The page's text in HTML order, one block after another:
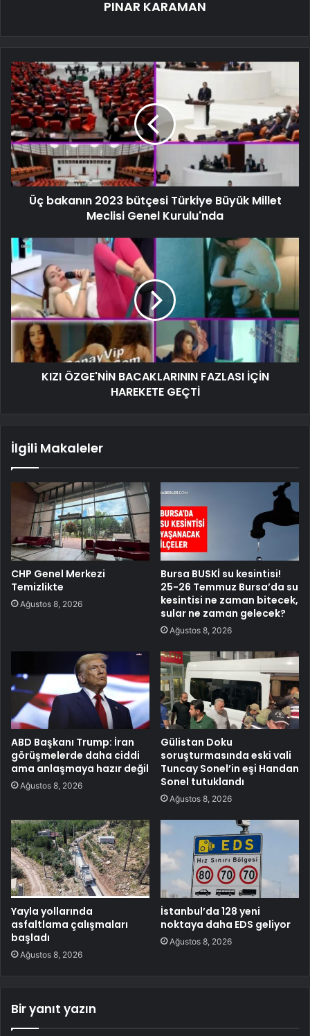
PINAR KARAMAN
Üç bakanın 2023 bütçesi Türkiye Büyük Millet
Meclisi Genel Kurulu'nda
KIZI ÖZGE'NİN BACAKLARININ FAZLASI İÇİN
HAREKETE GEÇTİ
İlgili Makaleler
CHP Genel Merkezi
Temizlikte
Ağustos 8, 2026
Bursa BUSKİ su kesintisi!
25-26 Temmuz Bursa’da su
kesintisi ne zaman bitecek,
sular ne zaman gelecek?
Ağustos 8, 2026
ABD Başkanı Trump: İran
görüşmelerde daha ciddi
ama anlaşmaya hazır değil
Ağustos 8, 2026
Gülistan Doku
soruşturmasında eski vali
Tuncay Sonel’in eşi Handan
Sonel tutuklandı
Ağustos 8, 2026
Yayla yollarında
asfaltlama çalışmaları
başladı
Ağustos 8, 2026
İstanbul’da 128 yeni
noktaya daha EDS geliyor
Ağustos 8, 2026
Bir yanıt yazın